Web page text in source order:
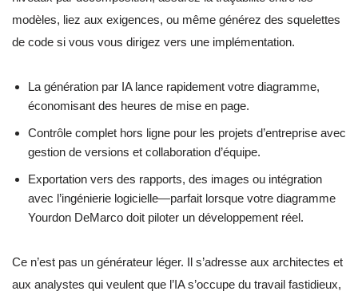
modèles, liez aux exigences, ou même générez des squelettes
de code si vous vous dirigez vers une implémentation.
La génération par IA lance rapidement votre diagramme,
économisant des heures de mise en page.
Contrôle complet hors ligne pour les projets d’entreprise avec
gestion de versions et collaboration d’équipe.
Exportation vers des rapports, des images ou intégration
avec l’ingénierie logicielle—parfait lorsque votre diagramme
Yourdon DeMarco doit piloter un développement réel.
Ce n’est pas un générateur léger. Il s’adresse aux architectes et
aux analystes qui veulent que l’IA s’occupe du travail fastidieux,